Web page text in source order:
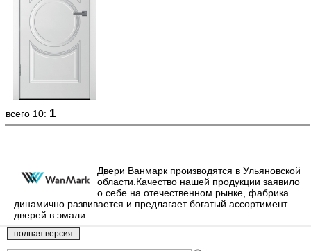
всего 10: 1
Двери Ванмарк производятся в Ульяновской
области.Качество нашей продукции заявило
о себе на отечественном рынке, фабрика
динамично развивается и предлагает богатый ассортимент
дверей в эмали.